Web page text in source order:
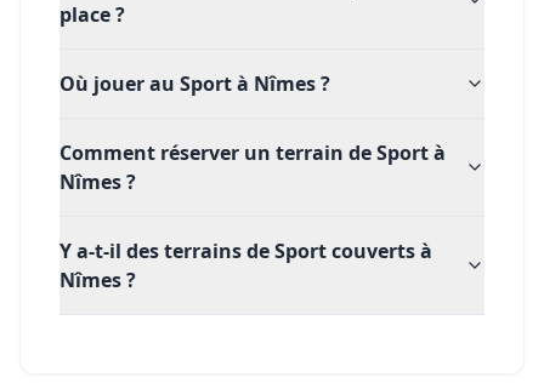
place ?
Où jouer au Sport à Nîmes ?
Comment réserver un terrain de Sport à
Nîmes ?
Y a-t-il des terrains de Sport couverts à
Nîmes ?